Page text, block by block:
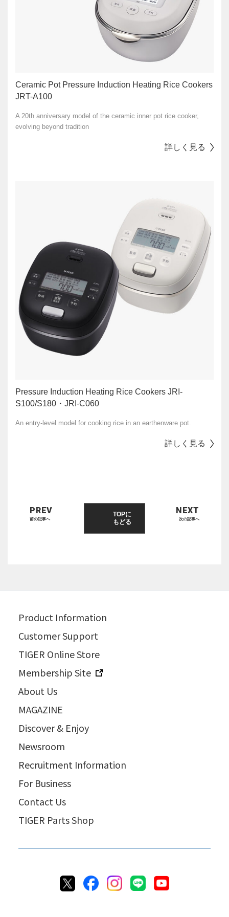
Ceramic Pot Pressure Induction Heating Rice Cookers
JRT-A100
A 20th anniversary model of the ceramic inner pot rice cooker,
evolving beyond tradition
詳しく見る
Pressure Induction Heating Rice Cookers JRI-
S100/S180・JRI-C060
An entry-level model for cooking rice in an earthenware pot.
詳しく見る
前の記事へ
PREV
TOPに
もどる
次の記事へ
NEXT
Product Information
Customer Support
TIGER Online Store
Membership Site
About Us
MAGAZINE
Discover & Enjoy
Newsroom
Recruitment Information
For Business
Contact Us
TIGER Parts Shop